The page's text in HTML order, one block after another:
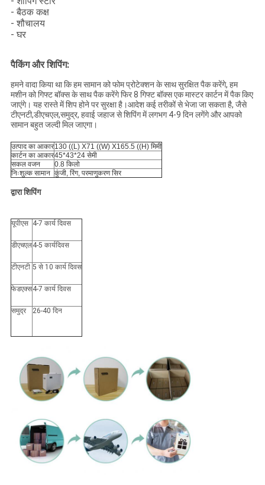
- बैठक कक्ष
- शौचालय
- घर
पैकिंग और शिपिंग:
हमने वादा किया था कि हम सामान को फोम प्रोटेक्शन के साथ सुरक्षित पैक करेंगे, हम
मशीन को गिफ्ट बॉक्स के साथ पैक करेंगे फिर 8 गिफ्ट बॉक्स एक मास्टर कार्टन में पैक किए
जाएंगे। यह रास्ते में शिप होने पर सुरक्षा है।आदेश कई तरीकों से भेजा जा सकता है, जैसे
टीएनटी,डीएचएल,समुद्र, हवाई जहाज से शिपिंग में लगभग 4-9 दिन लगेंगे और आपको
सामान बहुत जल्दी मिल जाएगा।
उत्पाद का आकार130 ((L) X71 ((W) X165.5 ((H) मिमी
कार्टन का आकार45*43*24 सेमी
सकल वजन
0.8 किलो
निःशुल्क सामान कुंजी, रिंग, परमाणुकरण सिर
द्वारा शिपिंग
यूपीएस 4-7 कार्य दिवस
डीएचएल4-5 कार्यदिवस
टीएनटी 5 से 10 कार्य दिवस
फेडएक्स4-7 कार्य दिवस
समुद्र 26-40 दिन